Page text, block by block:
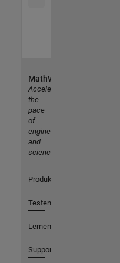
MathWorks
Accelerating
the
pace
of
engineering
and
science
Produkte
Testen oder Kaufen
Lernen
Support